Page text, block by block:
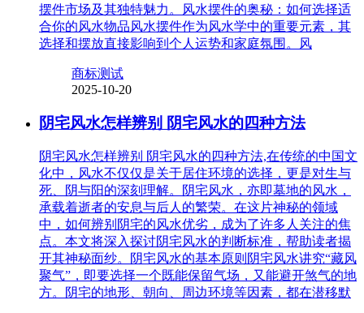
摆件市场及其独特魅力。风水摆件的奥秘：如何选择适
合你的风水物品风水摆件作为风水学中的重要元素，其
选择和摆放直接影响到个人运势和家庭氛围。风
商标测试
2025-10-20
阴宅风水怎样辨别 阴宅风水的四种方法
阴宅风水怎样辨别 阴宅风水的四种方法,在传统的中国文
化中，风水不仅仅是关于居住环境的选择，更是对生与
死、阴与阳的深刻理解。阴宅风水，亦即墓地的风水，
承载着逝者的安息与后人的繁荣。在这片神秘的领域
中，如何辨别阴宅的风水优劣，成为了许多人关注的焦
点。本文将深入探讨阴宅风水的判断标准，帮助读者揭
开其神秘面纱。阴宅风水的基本原则阴宅风水讲究“藏风
聚气”，即要选择一个既能保留气场，又能避开煞气的地
方。阴宅的地形、朝向、周边环境等因素，都在潜移默